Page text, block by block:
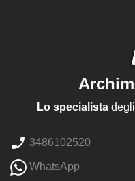
Lo specialistadegli
3486102520
WhatsApp